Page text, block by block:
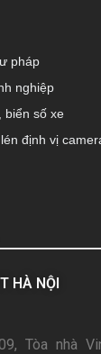
pháp
nghiệp
biển số xe
định vị
HÀ NỘI
Tòa nhà